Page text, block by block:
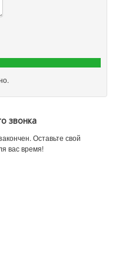
звонка
Оставьте свой
вас время!